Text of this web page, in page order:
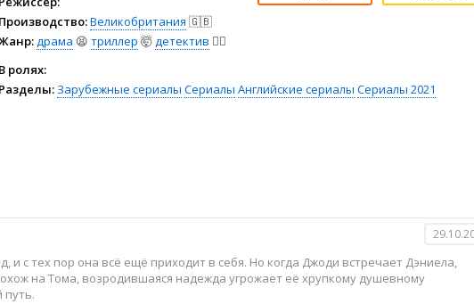
🏅 Церемония
Производство:Великобритания 🇬🇧
драма 😫 триллер 🤯детектив 🕵️‍♂️
В ролях:
Разделы: Зарубежные сериалы Сериалы Английские сериалы Сериалы 2021
и с тех пор она всё ещё приходит в себя. Но когда Джоди встречает Дэниела,
на Тома, возродившаяся надежда угрожает её хрупкому душевному
путь.